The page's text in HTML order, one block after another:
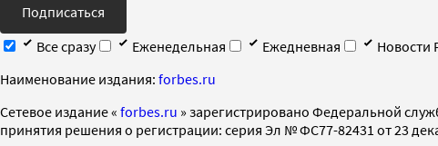
Подписаться
Все сразу
Еженедельная Ежедневная
Новости
Наименование издания: forbes.ru
Cетевое издание « forbes.ru » зарегистрировано Федеральной
принятия решения о регистрации: серия Эл № ФС77-82431 от 23